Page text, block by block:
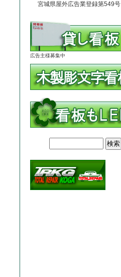
宮城県屋外広告業登録第549号
広告主様募集中